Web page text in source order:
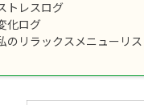
トレスログ
化ログ
のリラックスメニューリス